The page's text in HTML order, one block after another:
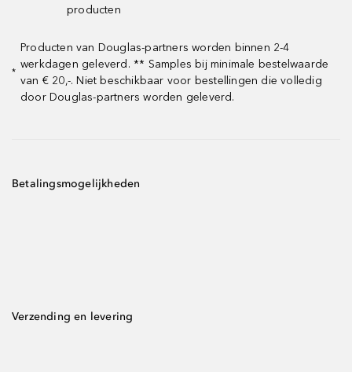
producten
*
Producten van Douglas-partners worden binnen 2-4
werkdagen geleverd. ** Samples bij minimale bestelwaarde
van € 20,-. Niet beschikbaar voor bestellingen die volledig
door Douglas-partners worden geleverd.
Betalingsmogelijkheden
Verzending en levering